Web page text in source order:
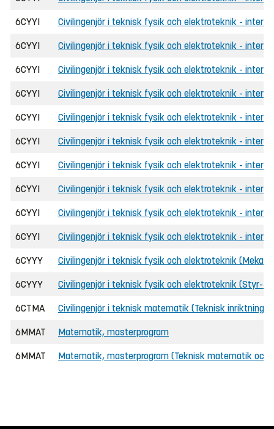
6CYYI Civilingenjör i teknisk fysik och elektroteknik -
6CYYI Civilingenjör i teknisk fysik och elektroteknik -
6CYYI Civilingenjör i teknisk fysik och elektroteknik -
6CYYI Civilingenjör i teknisk fysik och elektroteknik -
6CYYI Civilingenjör i teknisk fysik och elektroteknik -
6CYYI Civilingenjör i teknisk fysik och elektroteknik -
6CYYI Civilingenjör i teknisk fysik och elektroteknik -
6CYYI Civilingenjör i teknisk fysik och elektroteknik -
6CYYI Civilingenjör i teknisk fysik och elektroteknik -
6CYYI Civilingenjör i teknisk fysik och elektroteknik -
6CYYY Civilingenjör i teknisk fysik och elektroteknik
6CYYY Civilingenjör i teknisk fysik och elektroteknik (Styr-
6CTMA Civilingenjör i teknisk matematik (Teknisk inriktning
6MMAT Matematik, masterprogram
6MMAT Matematik, masterprogram (Teknisk matematik och